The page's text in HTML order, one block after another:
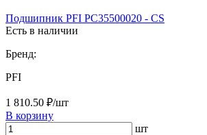
Подшипник PFI PC35500020 - CS
Есть в наличии
Бренд:
PFI
1 810.50 ₽/шт
В корзину
шт